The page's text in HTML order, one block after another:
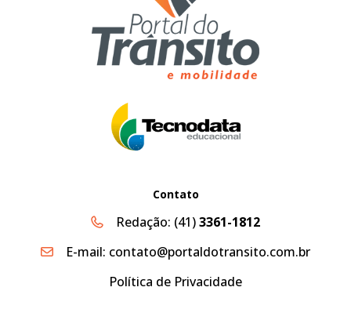
Contato
Redação: (41)3361-1812
E-mail: contato@portaldotransito.com.br
Política de Privacidade